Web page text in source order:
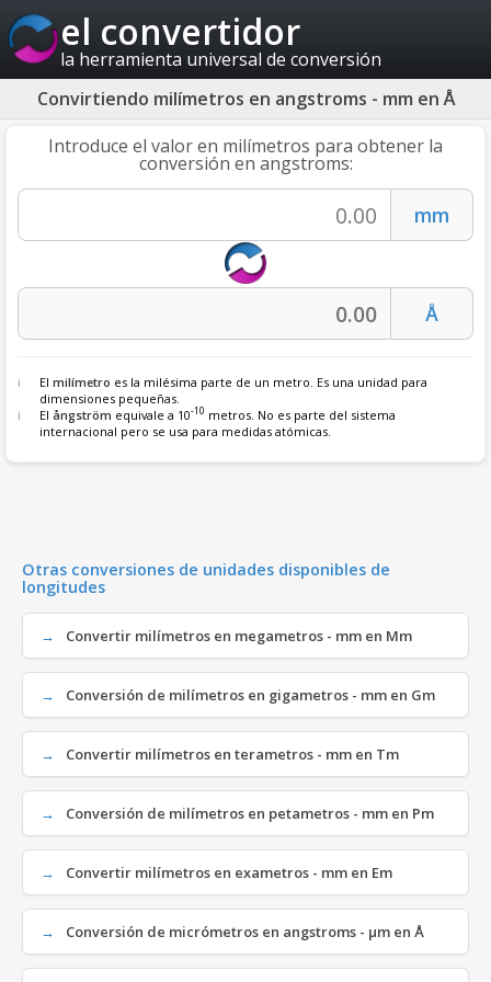
el convertidor
la herramienta universal de conversión
Convirtiendo milímetros en angstroms - mm en Å
Introduce el valor en milímetros para obtener la
conversión en angstroms:
El milímetro es la milésima parte de un metro. Es una unidad para
dimensiones pequeñas.
El ångström equivale a 10-10 metros. No es parte del sistema
internacional pero se usa para medidas atómicas.
Otras conversiones de unidades disponibles de
longitudes
Convertir milímetros en megametros - mm en Mm
Conversión de milímetros en gigametros - mm en Gm
Convertir milímetros en terametros - mm en Tm
Conversión de milímetros en petametros - mm en Pm
Convertir milímetros en exametros - mm en Em
Conversión de micrómetros en angstroms - µm en Å